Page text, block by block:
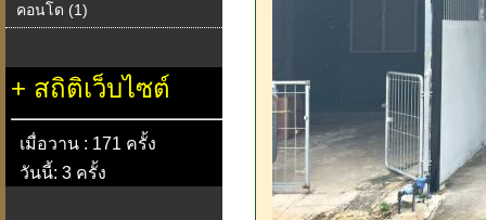
คอนโด (1)
+ สถิติเว็บไซต์
เมื่อวาน : 171 ครั้ง
วันนี้: 3 ครั้ง